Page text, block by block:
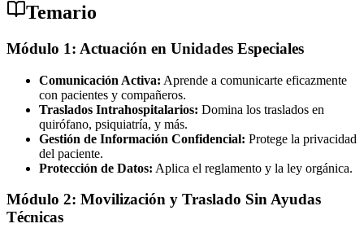
Temario
Módulo 1: Actuación en Unidades Especiales
Comunicación Activa: Aprende a comunicarte eficazmente
con pacientes y compañeros.
Traslados Intrahospitalarios: Domina los traslados en
quirófano, psiquiatría, y más.
Gestión de Información Confidencial: Protege la privacidad
del paciente.
Protección de Datos: Aplica el reglamento y la ley orgánica.
Módulo 2: Movilización y Traslado Sin Ayudas
Técnicas